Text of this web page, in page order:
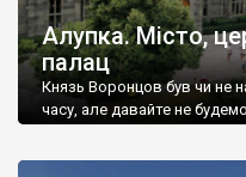
Алупка. Місто,
палац
Князь Воронцов був чи не
часу, але давайте не